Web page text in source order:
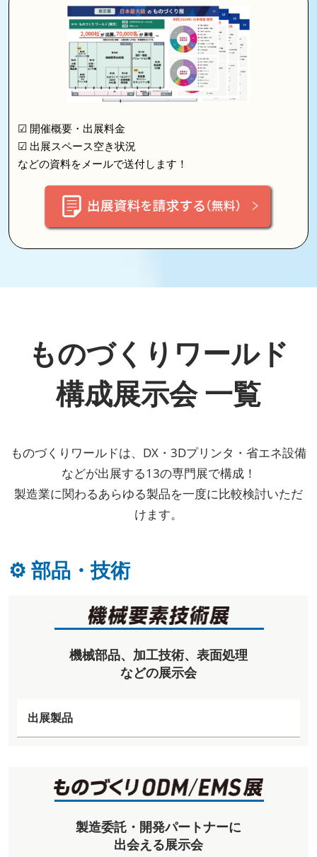
☑ 開催概要・出展料金
☑ 出展スペース空き状況
などの資料をメールで送付します！
ものづくりワールド
構成展示会 一覧
ものづくりワールドは、DX・3Dプリンタ・省エネ設備
などが出展する13の専門展で構成！
製造業に関わるあらゆる製品を一度に比較検討いただ
けます。
⚙ 部品・技術
機械部品、加工技術、表面処理
などの展示会
出展製品
製造委託・開発パートナーに
出会える展示会